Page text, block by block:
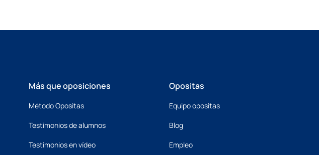
Más que oposiciones
Método Opositas
Testimonios de alumnos
Testimonios en vídeo
Opositas
Equipo opositas
Blog
Empleo